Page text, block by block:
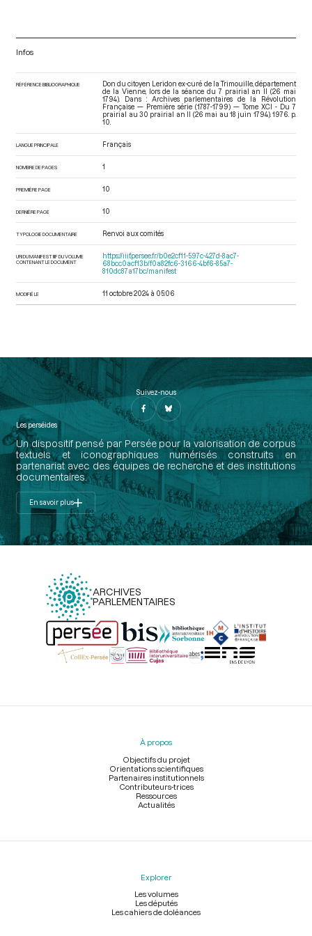
Infos
RÉFÉRENCE BIBLIOGRAPHIQUE
Don du citoyen Leridon ex-curé de la Trimouille, département
de la Vienne, lors de la séance du 7 prairial an II (26 mai
1794). Dans : Archives parlementaires de la Révolution
Française — Première série (1787-1799) — Tome XCI - Du 7
prairial au 30 prairial an II (26 mai au 18 juin 1794). 1976. p.
10.
LANGUE PRINCIPALE Français
NOMBRE DE PAGES 1
PREMIÈRE PAGE 10
DERNIÈRE PAGE 10
TYPOLOGIE DOCUMENTAIRE Renvoi aux comités
URI DU MANIFEST IIIF DU VOLUME
CONTENANT LE DOCUMENT
https://iiif.persee.fr/b0e2cf11-597c-427d-8ac7-
68bcc0acf13b/f0a82fc6-3166-4bf6-85a7-
810dc87a17bc/manifest
MODIFIÉ LE 11 octobre 2024 à 05:06
Suivez-nous
Les perséides
Un dispositif pensé par Persée pour la valorisation de corpus
textuels et iconographiques numérisés construits en
partenariat avec des équipes de recherche et des institutions
documentaires.
En savoir plus
ARCHIVES
PARLEMENTAIRES
Menu
À propos
Objectifs du projet
Orientations scientifiques
Partenaires institutionnels
Contributeurs-trices
Ressources
Actualités
Explorer
Les volumes
Les députés
Les cahiers de doléances